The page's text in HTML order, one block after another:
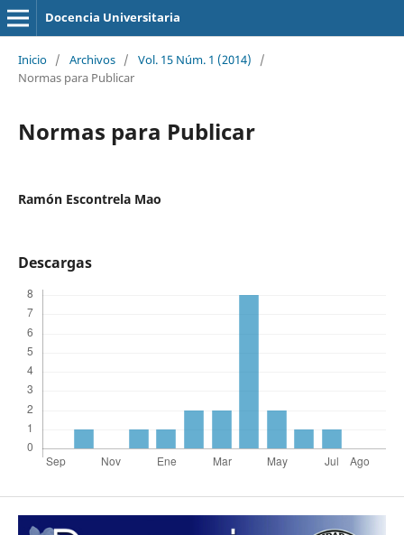
Docencia Universitaria
Inicio / Archivos / Vol. 15 Núm. 1 (2014)
/
Normas para Publicar
Normas para Publicar
Ramón Escontrela Mao
Descargas